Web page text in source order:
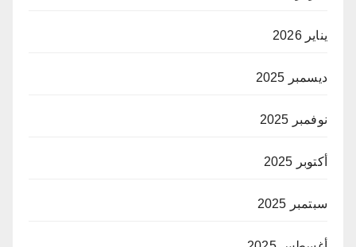
يناير 2026
ديسمبر 2025
نوفمبر 2025
أكتوبر 2025
سبتمبر 2025